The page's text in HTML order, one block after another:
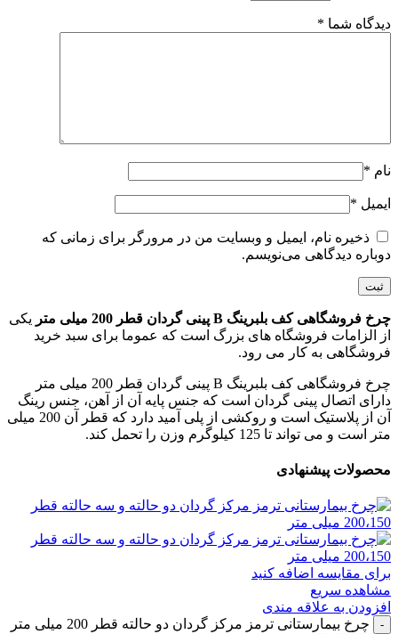
دیدگاه شما *
نام *
ایمیل *
ذخیره نام، ایمیل و وبسایت من در مرورگر برای زمانی که
دوباره دیدگاهی می‌نویسم.
چرخ فروشگاهی کف بلبرینگ B پینی گردان قطر 200 میلی متر
یکی
از الزامات فروشگاه های بزرگ است که عموما برای سبد خرید
فروشگاهی به کار می رود.
چرخ فروشگاهی کف بلبرینگ B پینی گردان قطر 200 میلی متر
دارای اتصال پینی گردان است که جنس پایه آن از آهن، جنس رینگ
آن از پلاستیک است و روکشی از پلی آمید دارد که قطر آن 200 میلی
متر است و می تواند تا 125 کیلوگرم وزن را تحمل کند.
محصولات پیشنهادی
برای مقایسه اضافه کنید
مشاهده سریع
افزودن به علاقه مندی
چرخ بیمارستانی ترمز مرکز گردان دو حالته قطر 200 میلی متر